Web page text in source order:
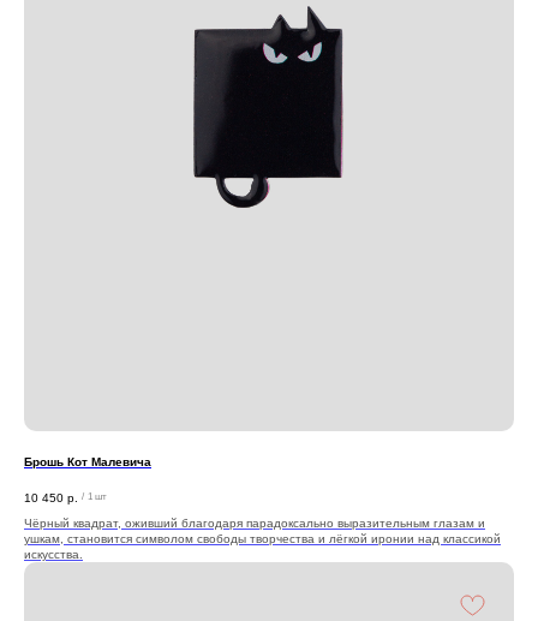
Брошь Кот Малевича
10 450 р. / 1 шт
Чёрный квадрат, оживший благодаря парадоксально выразительным глазам и
ушкам, становится символом свободы творчества и лёгкой иронии над классикой
искусства.